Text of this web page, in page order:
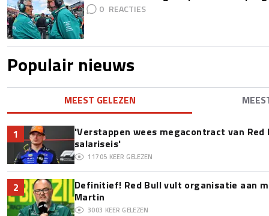
0
Populair nieuws
MEEST GELEZEN
1
'Verstappen wees megacontract van
salariseis'
11705 KEER GELEZEN
2
Definitief! Red Bull vult organisatie aan
Martin
3003 KEER GELEZEN